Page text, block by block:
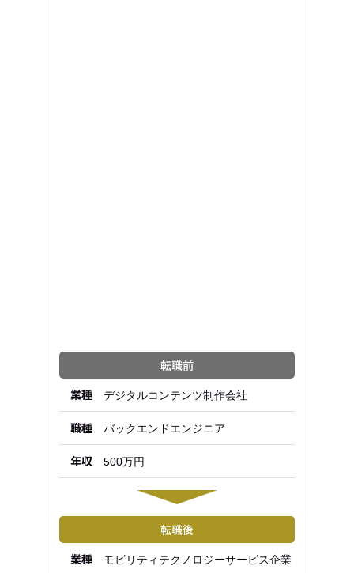
転職前
業種
デジタルコンテンツ制作会社
職種 バックエンドエンジニア
年収 500万円
転職後
業種
モビリティテクノロジーサービス企業